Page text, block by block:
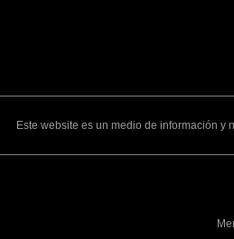
Este website es un medio de información